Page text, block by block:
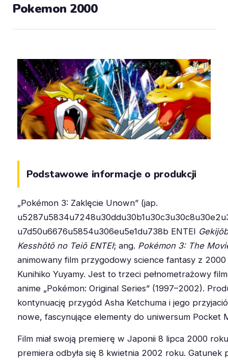
Pokemon 2000
Podstawowe informacje o produkcji
„Pokémon 3: Zaklęcie Unown” (jap.
u7d50u6676u5854u306eu5e1du738b ENTEI
Kesshōtō no Teiō ENTEI; ang. Pokémon 3: The
animowany film przygodowy science fantasy z
Kunihiko Yuyamy. Jest to trzeci pełnometrażowy
anime „Pokémon: Original Series” (1997–2002).
kontynuację przygód Asha Ketchuma i jego
nowe, fascynujące elementy do uniwersum Pocket
Film miał swoją premierę w Japonii 8 lipca 2000
premiera odbyła się 8 kwietnia 2002 roku. Gatunek